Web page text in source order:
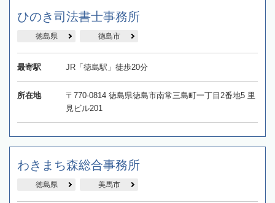
ひのき司法書士事務所
徳島県 徳島市
最寄駅 JR「徳島駅」徒歩20分
所在地
〒770-0814 徳島県徳島市南常三島町一丁目2番地5 里
見ビル201
わきまち森総合事務所
徳島県 美馬市